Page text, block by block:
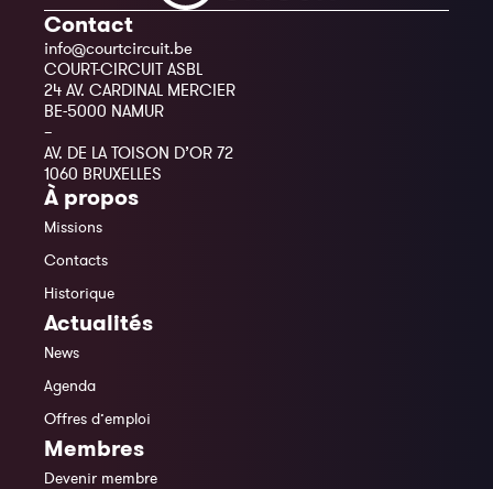
Contact
info@courtcircuit.be
COURT-CIRCUIT ASBL
24 AV. CARDINAL MERCIER
BE-5000 NAMUR
–
AV. DE LA TOISON D’OR 72
1060 BRUXELLES
À propos
Missions
Contacts
Historique
Actualités
News
Agenda
Offres d’emploi
Membres
Devenir membre